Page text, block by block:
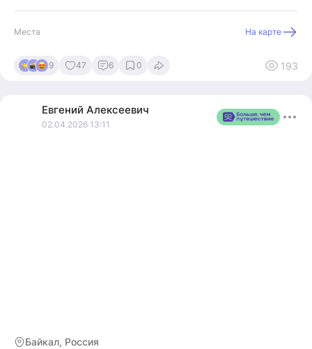
Места На карте
9 47 6 0 193
Евгений Алексеевич
02.04.2026 13:11
Байкал, Россия